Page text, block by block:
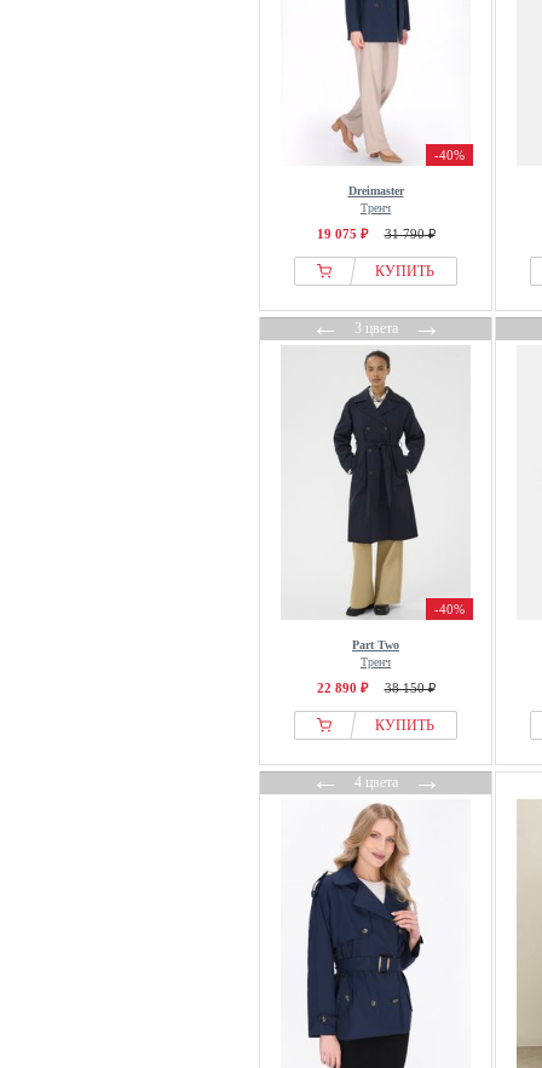
-40%
Dreimaster
Тренч
19 075 ₽ 31 790 ₽
КУПИТЬ
←3 цвета→
-40%
Part Two
Тренч
22 890 ₽ 38 150 ₽
КУПИТЬ
←4 цвета→